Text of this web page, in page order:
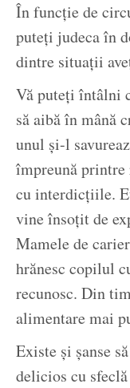
În funcție de
puteți judeca în
dintre situații
Vă puteți întâlni
să aibă în mână
unul și-l
împreună
cu interdicțiile.
vine însoțit de
Mamele de
hrănesc copilul
recunosc. Din
alimentare mai
Existe și șanse
delicios cu